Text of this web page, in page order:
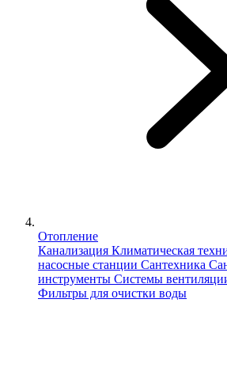
Отопление
Канализация Климатическая
насосные станции Сантехника
инструменты Системы
Фильтры для очистки воды